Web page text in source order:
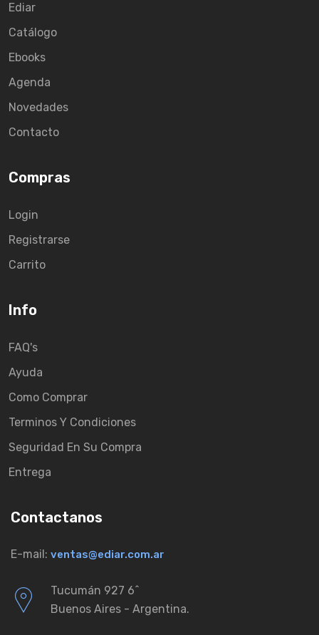
Ediar
Catálogo
Ebooks
Agenda
Novedades
Contacto
Compras
Login
Registrarse
Carrito
Info
FAQ's
Ayuda
Como Comprar
Terminos Y Condiciones
Seguridad En Su Compra
Entrega
Contactanos
E-mail: ventas@ediar.com.ar
Tucumán 927 6ˆ
Buenos Aires - Argentina.